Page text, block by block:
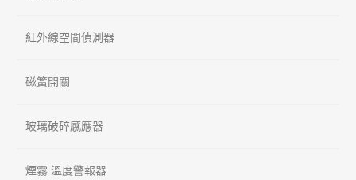
紅外線空間偵測器
磁簧開關
玻璃破碎感應器
煙霧 溫度警報器